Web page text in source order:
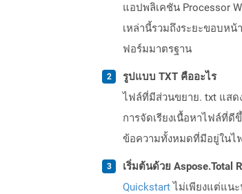
แอปพลิเคชัน Processor
เหล่านี้รวมถึงระยะขอบห
ฟอร์มมาตรฐาน
รูปแบบ TXT คืออะไร
ไฟล์ที่มีส่วนขยาย. txt แสด
การจัดเรียงเนื้อหาไฟล์ที่
ข้อความทั้งหมดที่มีอยู่ในไ
เริ่มต้นด้วย Aspose.Total
Quickstartไม่เพียงแต่แนะ